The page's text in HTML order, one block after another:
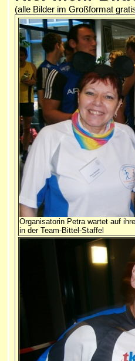
(alle Bilder im Großformat
Organisatorin Petra wartet auf
in der Team-Bittel-Staffel